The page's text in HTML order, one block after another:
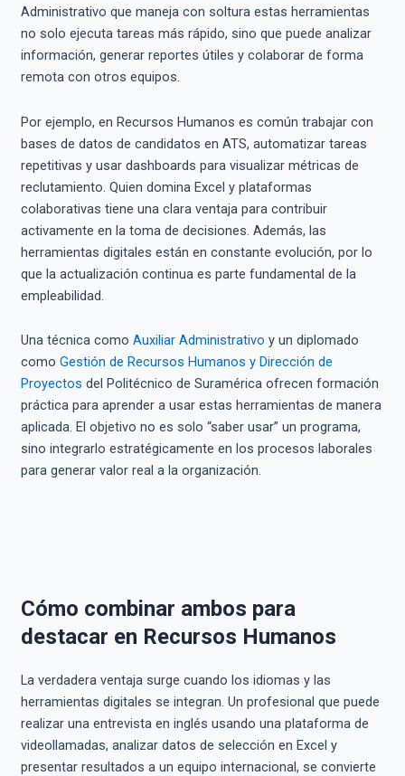
Administrativo que maneja con soltura estas herramientas
no solo ejecuta tareas más rápido, sino que puede analizar
información, generar reportes útiles y colaborar de forma
remota con otros equipos.
Por ejemplo, en Recursos Humanos es común trabajar con
bases de datos de candidatos en ATS, automatizar tareas
repetitivas y usar dashboards para visualizar métricas de
reclutamiento. Quien domina Excel y plataformas
colaborativas tiene una clara ventaja para contribuir
activamente en la toma de decisiones. Además, las
herramientas digitales están en constante evolución, por lo
que la actualización continua es parte fundamental de la
empleabilidad.
Una técnica como Auxiliar Administrativo y un diplomado
como Gestión de Recursos Humanos y Dirección de
Proyectos del Politécnico de Suramérica ofrecen formación
práctica para aprender a usar estas herramientas de manera
aplicada. El objetivo no es solo “saber usar” un programa,
sino integrarlo estratégicamente en los procesos laborales
para generar valor real a la organización.
Cómo combinar ambos para
destacar en Recursos Humanos
La verdadera ventaja surge cuando los idiomas y las
herramientas digitales se integran. Un profesional que puede
realizar una entrevista en inglés usando una plataforma de
videollamadas, analizar datos de selección en Excel y
presentar resultados a un equipo internacional, se convierte